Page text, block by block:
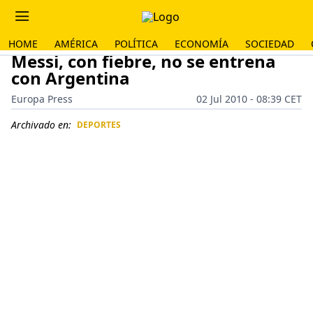
HOME AMÉRICA POLÍTICA ECONOMÍA SOCIEDAD
Messi, con fiebre, no se entrena
con Argentina
Europa Press
02 Jul 2010 - 08:39 CET
Archivado en: DEPORTES